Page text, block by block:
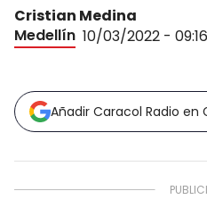
Cristian Medina
Medellín 10/03/2022 - 09:16
Añadir Caracol Radio en